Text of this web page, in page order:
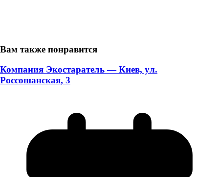
Вам также понравится
Компания Экостаратель — Киев, ул.
Россошанская, 3